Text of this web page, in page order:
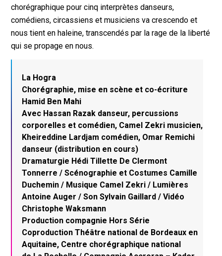
chorégraphique pour cinq interprètes danseurs,
comédiens, circassiens et musiciens va crescendo et
nous tient en haleine, transcendés par la rage de la liberté
qui se propage en nous.
La Hogra
Chorégraphie, mise en scène et co-écriture
Hamid Ben Mahi
Avec Hassan Razak danseur, percussions
corporelles et comédien, Camel Zekri musicien,
Kheireddine Lardjam comédien, Omar Remichi
danseur (distribution en cours)
Dramaturgie Hédi Tillette De Clermont
Tonnerre / Scénographie et Costumes Camille
Duchemin / Musique Camel Zekri / Lumières
Antoine Auger / Son Sylvain Gaillard / Vidéo
Christophe Waksmann
Production compagnie Hors Série
Coproduction Théâtre national de Bordeaux en
Aquitaine, Centre chorégraphique national